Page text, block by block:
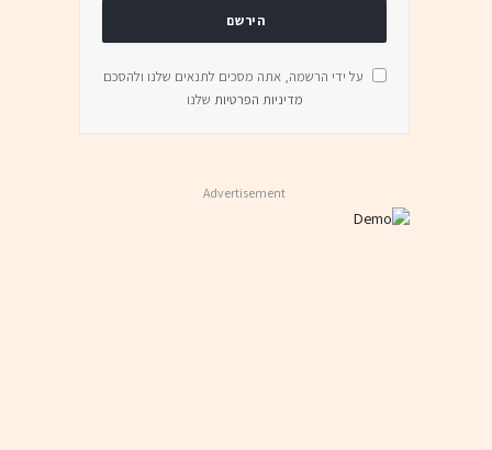
על ידי הרשמה, אתה מסכים לתנאים שלנו ולהסכם
מדיניות הפרטיות שלנו
Advertisement